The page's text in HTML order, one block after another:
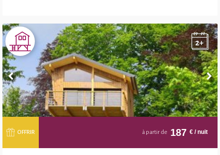
OFFRIR à partir de 187 € / nuit